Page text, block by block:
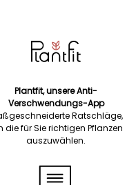
Plantfit, unsere Anti-
Verschwendungs-App
Ratschläge,
die für Sie richtigen Pflanzen
auszuwählen.